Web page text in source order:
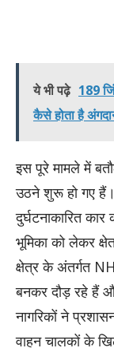
ये भी पढ़े 189
कैसे होता है
​इस पूरे मामले में
उठने शुरू हो गए
दुर्घटनाकारित
भूमिका को लेकर
क्षेत्र के अंतर्गत
बनकर दौड़ रहे हैं
नागरिकों ने
वाहन चालकों के